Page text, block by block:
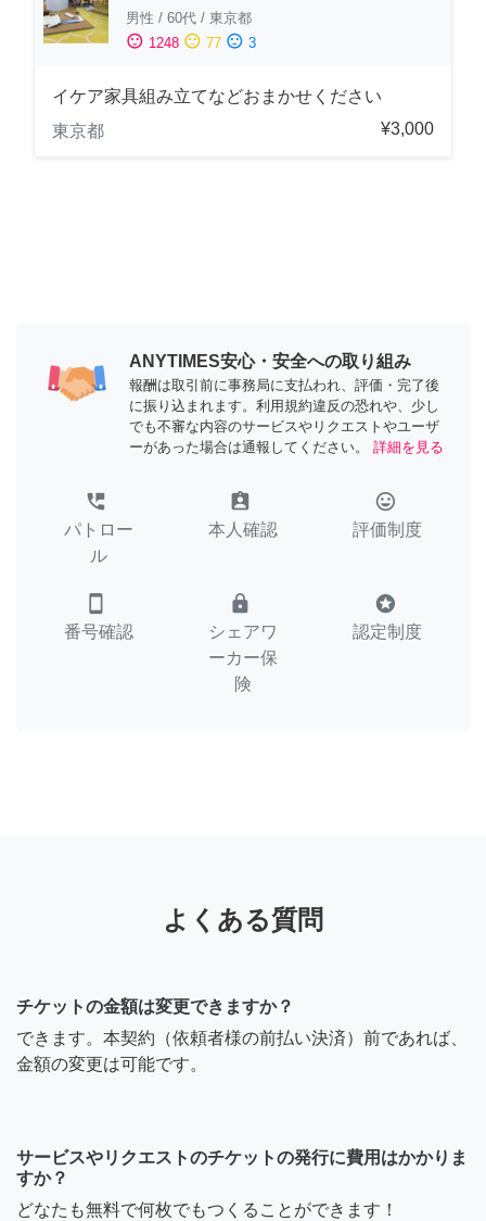
男性 / 60代 / 東京都
sentiment_satisfied 1248 sentiment_neutral 77 sentiment_dissatisfied 3
イケア家具組み立てなどおまかせください
東京都
¥3,000
ANYTIMES安心・安全への取り組み
報酬は取引前に事務局に支払われ、評価・完了後
に振り込まれます。利用規約違反の恐れや、少し
でも不審な内容のサービスやリクエストやユーザ
ーがあった場合は通報してください。
詳細を見る
perm_phone_msg
パトロー
ル
assignment_ind
本人確認
tag_faces
評価制度
smartphone
番号確認
lock
シェアワ
ーカー保
険
stars
認定制度
よくある質問
チケットの金額は変更できますか？
できます。本契約（依頼者様の前払い決済）前であれば、
金額の変更は可能です。
サービスやリクエストのチケットの発行に費用はかかりま
すか？
どなたも無料で何枚でもつくることができます！